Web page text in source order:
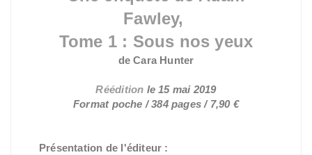
Fawley,
Tome 1 : Sous nos yeux
de Cara Hunter
Réédition le 15 mai 2019
Format poche / 384 pages / 7,90 €
Présentation de l'éditeur :